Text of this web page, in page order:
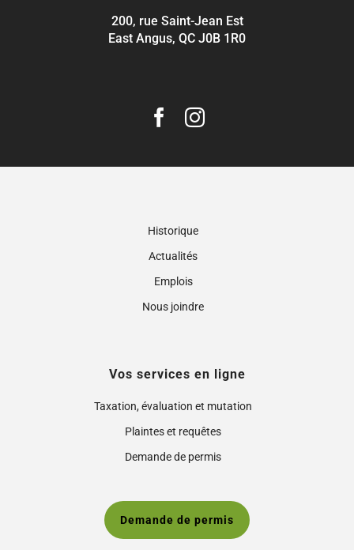
200, rue Saint-Jean Est
East Angus, QC J0B 1R0
Historique
Actualités
Emplois
Nous joindre
Vos services en ligne
Taxation, évaluation et mutation
Plaintes et requêtes
Demande de permis
Demande de permis